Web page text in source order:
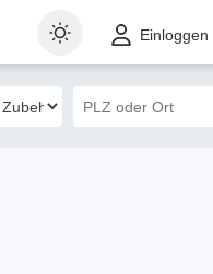
Einloggen